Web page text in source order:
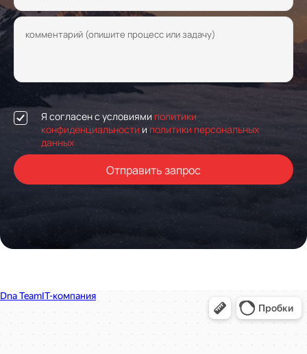
Я согласен с условиями политики
конфиденциальности и политики персональных
данных
Отправить запрос
Dna Team